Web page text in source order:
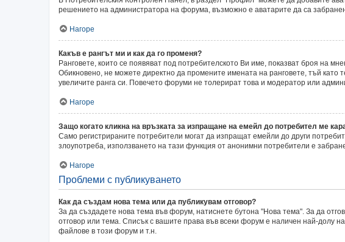
решението на администратора на форума, възможно е аватарите да са
Нагоре
Какъв е рангът ми и как да го променя?
Ранговете, които се появяват под потребителското Ви име, показват броя на
Обикновено, не можете директно да промените имената на ранговете, тъй
увеличите ранга си. Повечето форуми не толерират това и модератор или
Нагоре
Защо когато кликна на връзката за изпращане на емейл до потребител ме
Само регистрираните потребители могат да изпращат емейли до други
злоупотреба, използването на тази функция от анонимни потребители е
Нагоре
Проблеми с публикуването
Как да създам нова тема или да публикувам отговор?
За да създадете нова тема във форум, натиснете бутона "Нова тема". За да
отговор или тема. Списък с вашите права във всеки форум е наличен най-долу
файлове в този форум и т.н.